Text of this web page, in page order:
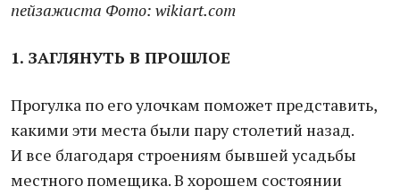
пейзажиста Фото: wikiart.com
1. ЗАГЛЯНУТЬ В ПРОШЛОЕ
Прогулка по его улочкам поможет представить,
какими эти места были пару столетий назад.
И все благодаря строениям бывшей усадьбы
местного помещика. В хорошем состоянии